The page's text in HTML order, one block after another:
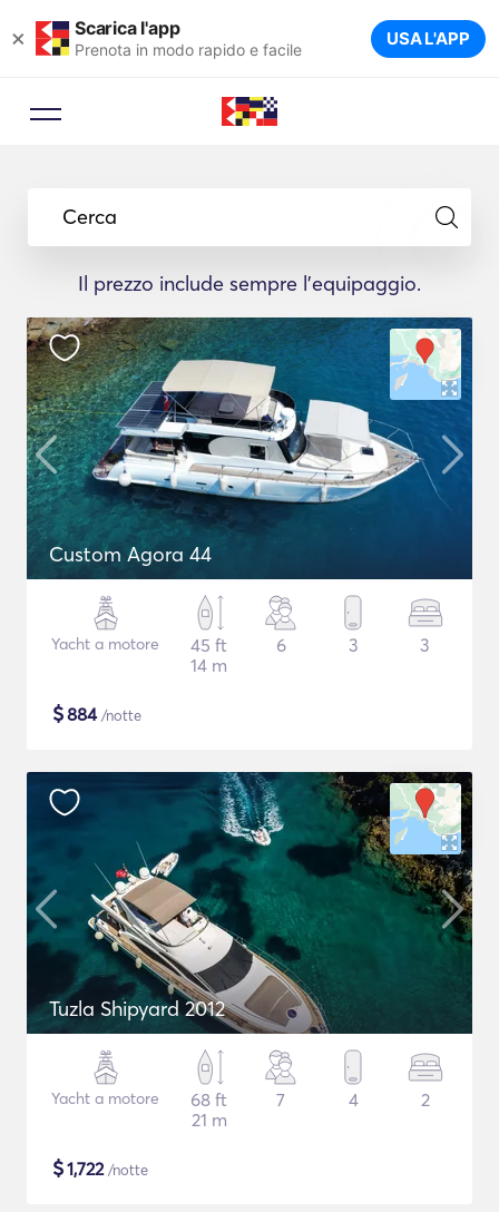
× Scarica l'app
Prenota in modo rapido e facile USA L'APP
Cerca
Il prezzo include sempre l'equipaggio.
Custom Agora 44
Yacht a motore
45 ft
14 m
6 3 3
$884/notte
Tuzla Shipyard 2012
Yacht a motore
68 ft
21 m
7 4 2
$1,722/notte